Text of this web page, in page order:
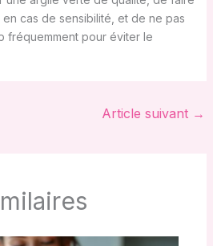
cas de sensibilité, et de ne pas
fréquemment pour éviter le
Article suivant →